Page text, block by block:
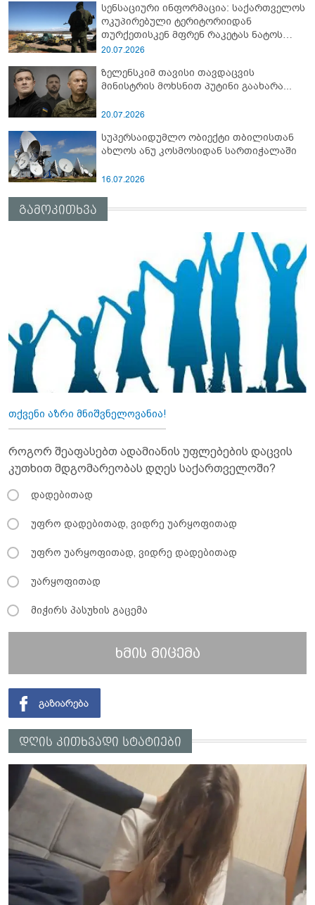
სენსაციური ინფორმაცია: საქართველოს
ოკუპირებული ტერიტორიიდან
თურქეთისკენ მფრენ რაკეტას ნატოს
სამიტი კინაღამ ჩაუშლია
20.07.2026
ზელენსკიმ თავისი თავდაცვის
მინისტრის მოხსნით პუტინი გაახარა...
20.07.2026
სუპერსაიდუმლო ობიექტი თბილისთან
ახლოს ანუ კოსმოსიდან სართიჭალაში
16.07.2026
გამოკითხვა
თქვენი აზრი მნიშვნელოვანია!
როგორ შეაფასებთ ადამიანის უფლებების დაცვის
კუთხით მდგომარეობას დღეს საქართველოში?
დადებითად
უფრო დადებითად, ვიდრე უარყოფითად
უფრო უარყოფითად, ვიდრე დადებითად
უარყოფითად
მიჭირს პასუხის გაცემა
ხმის მიცემა
დღის კითხვადი სტატიები